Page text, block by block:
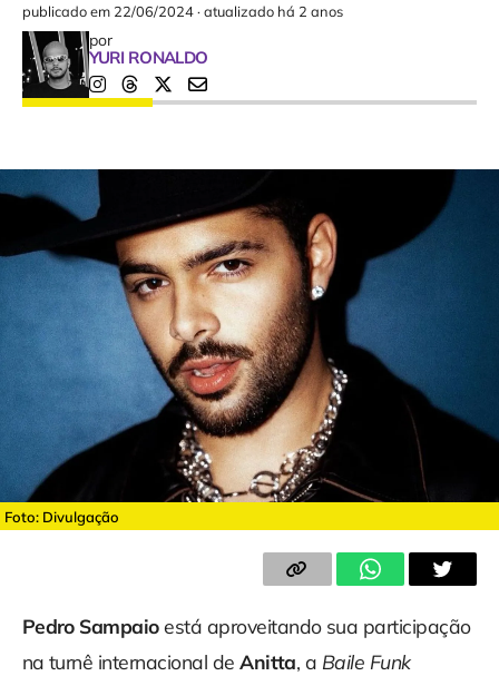
publicado em 22/06/2024·atualizado há 2 anos
por
YURI RONALDO
Foto: Divulgação
Pedro Sampaioestá aproveitando sua participação
na turnê internacional deAnitta, a Baile Funk